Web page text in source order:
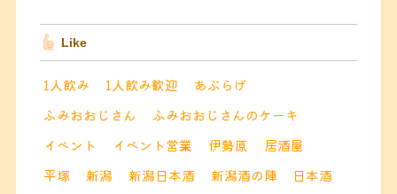
Like
1人飲み 1人飲み歓迎
あぶらげ
ふみおおじさん
ふみおおじさんのケーキ
イベント
イベント営業 伊勢原
居酒屋
平塚
新潟 新潟日本酒 新潟酒の陣
日本酒